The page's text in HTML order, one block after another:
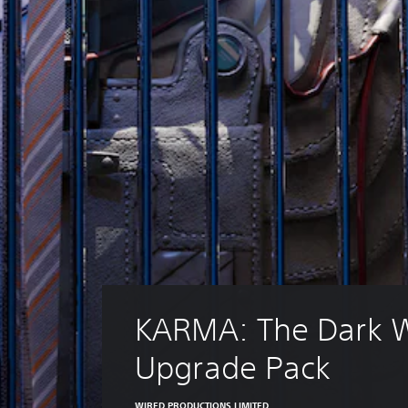
KARMA: The Dark
Upgrade Pack
WIRED PRODUCTIONS LIMITED